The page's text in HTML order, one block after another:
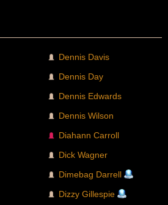
Dennis Davis
Dennis Day
Dennis Edwards
Dennis Wilson
Diahann Carroll
Dick Wagner
Dimebag Darrell
Dizzy Gillespie